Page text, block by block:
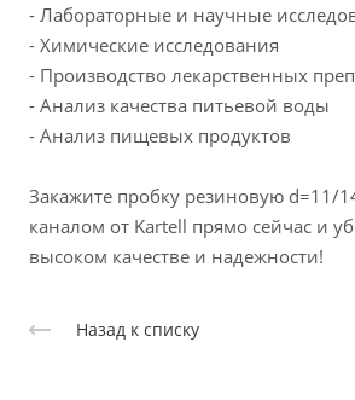
- Лабораторные и научные
- Химические исследования
- Производство лекарственных
- Анализ качества питьевой воды
- Анализ пищевых продуктов
Закажите пробку резиновую d=11/
каналом от Kartell прямо сейчас и
высоком качестве и надежности!
Назад к списку